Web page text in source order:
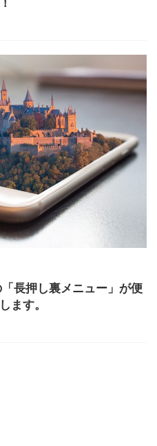
長押し裏メニュー」が便
ます。